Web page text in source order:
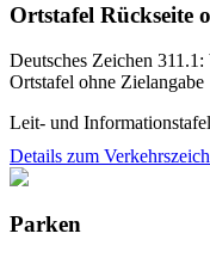
Ortstafel Rückseite
Deutsches Zeichen
Ortstafel ohne Zielangabe
Leit- und
Details zum
Parken